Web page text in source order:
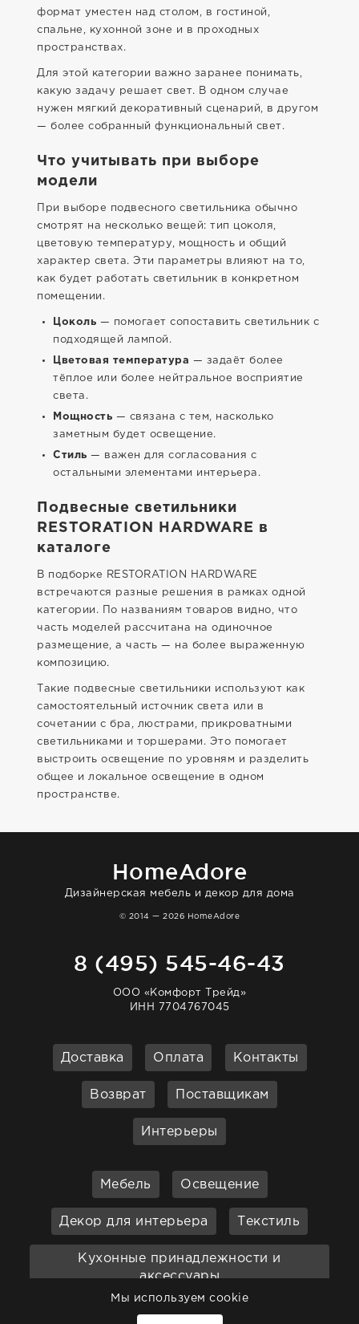
формат уместен над столом, в гостиной,
спальне, кухонной зоне и в проходных
пространствах.
Для этой категории важно заранее понимать,
какую задачу решает свет. В одном случае
нужен мягкий декоративный сценарий, в другом
— более собранный функциональный свет.
Что учитывать при выборе
модели
При выборе подвесного светильника обычно
смотрят на несколько вещей: тип цоколя,
цветовую температуру, мощность и общий
характер света. Эти параметры влияют на то,
как будет работать светильник в конкретном
помещении.
Цоколь — помогает сопоставить светильник с
подходящей лампой.
Цветовая температура — задаёт более
тёплое или более нейтральное восприятие
света.
Мощность — связана с тем, насколько
заметным будет освещение.
Стиль — важен для согласования с
остальными элементами интерьера.
Подвесные светильники
RESTORATION HARDWARE в
каталоге
В подборке RESTORATION HARDWARE
встречаются разные решения в рамках одной
категории. По названиям товаров видно, что
часть моделей рассчитана на одиночное
размещение, а часть — на более выраженную
композицию.
Такие подвесные светильники используют как
самостоятельный источник света или в
сочетании с бра, люстрами, прикроватными
светильниками и торшерами. Это помогает
выстроить освещение по уровням и разделить
общее и локальное освещение в одном
пространстве.
HomeAdore
Дизайнерская мебель и декор для дома
© 2014 — 2026 HomeAdore
8 (495) 545-46-43
ООО «Комфорт Трейд»
ИНН 7704767045
Доставка Оплата Контакты
Возврат Поставщикам
Интерьеры
Мебель Освещение
Декор для интерьера Текстиль
Кухонные принадлежности и
аксессуары
Ванная Садовая мебель
Мы используем cookie